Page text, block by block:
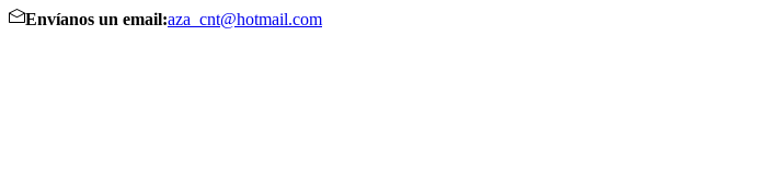
Envíanos un email:aza_cnt@hotmail.com